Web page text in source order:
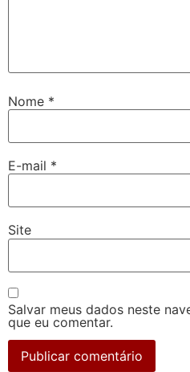
Nome *
E-mail *
Site
Salvar meus dados neste
que eu comentar.